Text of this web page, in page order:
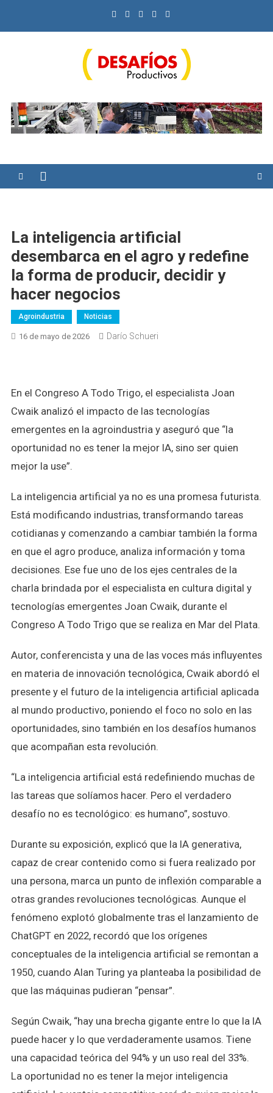
Desafíos Productivos
La inteligencia artificial
desembarca en el agro y redefine
la forma de producir, decidir y
hacer negocios
Agroindustria Noticias
16 de mayo de 2026 Darío Schueri
En el Congreso A Todo Trigo, el especialista Joan
Cwaik analizó el impacto de las tecnologías
emergentes en la agroindustria y aseguró que “la
oportunidad no es tener la mejor IA, sino ser quien
mejor la use”.
La inteligencia artificial ya no es una promesa futurista.
Está modificando industrias, transformando tareas
cotidianas y comenzando a cambiar también la forma
en que el agro produce, analiza información y toma
decisiones. Ese fue uno de los ejes centrales de la
charla brindada por el especialista en cultura digital y
tecnologías emergentes Joan Cwaik, durante el
Congreso A Todo Trigo que se realiza en Mar del Plata.
Autor, conferencista y una de las voces más influyentes
en materia de innovación tecnológica, Cwaik abordó el
presente y el futuro de la inteligencia artificial aplicada
al mundo productivo, poniendo el foco no solo en las
oportunidades, sino también en los desafíos humanos
que acompañan esta revolución.
“La inteligencia artificial está redefiniendo muchas de
las tareas que solíamos hacer. Pero el verdadero
desafío no es tecnológico: es humano”, sostuvo.
Durante su exposición, explicó que la IA generativa,
capaz de crear contenido como si fuera realizado por
una persona, marca un punto de inflexión comparable a
otras grandes revoluciones tecnológicas. Aunque el
fenómeno explotó globalmente tras el lanzamiento de
ChatGPT en 2022, recordó que los orígenes
conceptuales de la inteligencia artificial se remontan a
1950, cuando Alan Turing ya planteaba la posibilidad de
que las máquinas pudieran “pensar”.
Según Cwaik, “hay una brecha gigante entre lo que la IA
puede hacer y lo que verdaderamente usamos. Tiene
una capacidad teórica del 94% y un uso real del 33%.
La oportunidad no es tener la mejor inteligencia